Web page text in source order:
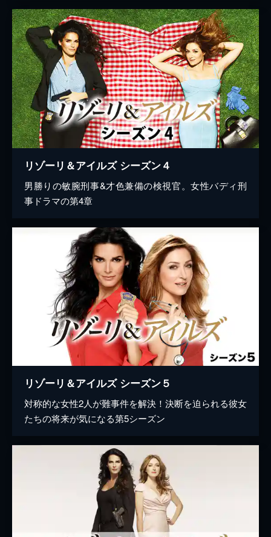
リゾーリ＆アイルズ シーズン４
男勝りの敏腕刑事&才色兼備の検視官。女性バディ刑
事ドラマの第4章
リゾーリ＆アイルズ シーズン５
対称的な女性2人が難事件を解決！決断を迫られる彼女
たちの将来が気になる第5シーズン